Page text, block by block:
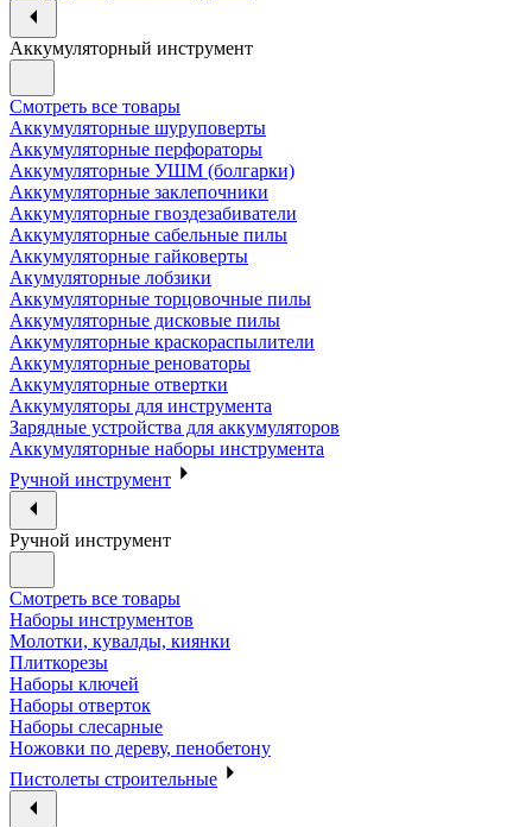
Аккумуляторный инструмент
Смотреть все товары
Аккумуляторные шуруповерты
Аккумуляторные перфораторы
Аккумуляторные УШМ (болгарки)
Аккумуляторные заклепочники
Аккумуляторные гвоздезабиватели
Аккумуляторные сабельные пилы
Аккумуляторные гайковерты
Акумуляторные лобзики
Аккумуляторные торцовочные пилы
Аккумуляторные дисковые пилы
Аккумуляторные краскораспылители
Аккумуляторные реноваторы
Аккумуляторные отвертки
Аккумуляторы для инструмента
Зарядные устройства для аккумуляторов
Аккумуляторные наборы инструмента
Ручной инструмент
Ручной инструмент
Смотреть все товары
Наборы инструментов
Молотки, кувалды, киянки
Плиткорезы
Наборы ключей
Наборы отверток
Наборы слесарные
Ножовки по дереву, пенобетону
Пистолеты строительные